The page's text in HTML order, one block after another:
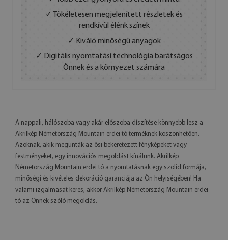
✓ Tökéletesen megjelenített részletek és
rendkívül élénk színek
✓ Kiváló minőségű anyagok
✓ Digitális nyomtatási technológia barátságos
Önnek és a környezet számára
A nappali, hálószoba vagy akár előszoba díszítése könnyebb lesz a
Akrilkép Németország Mountain erdei tó terméknek köszönhetően.
Azoknak, akik megunták az ősi bekeretezett fényképeket vagy
festményeket, egy innovációs megoldást kínálunk. Akrilkép
Németország Mountain erdei tó a nyomtatásnak egy szolid formája,
minőségi és kivételes dekoráció garanciája az Ön helyiségében! Ha
valami izgalmasat keres, akkor Akrilkép Németország Mountain erdei
tó az Önnek szóló megoldás.